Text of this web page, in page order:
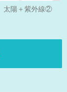
太陽＋紫外線②